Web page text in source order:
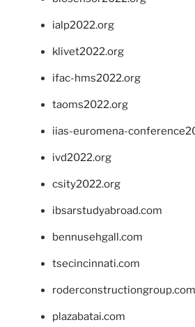
ialp2022.org
klivet2022.org
ifac-hms2022.org
taoms2022.org
iias-euromena-
ivd2022.org
csity2022.org
ibsarstudyabroad.com
bennusehgall.com
tsecincinnati.com
roderconstructiongroup.com
plazabatai.com